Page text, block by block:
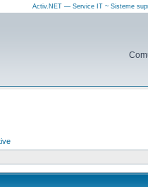
Activ.NET — Service IT ~ Sisteme